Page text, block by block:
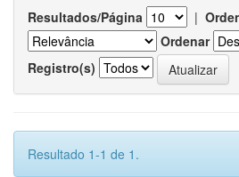
Resultados/Página |
Ordenar
Registro(s)
Resultado 1-1 de 1.